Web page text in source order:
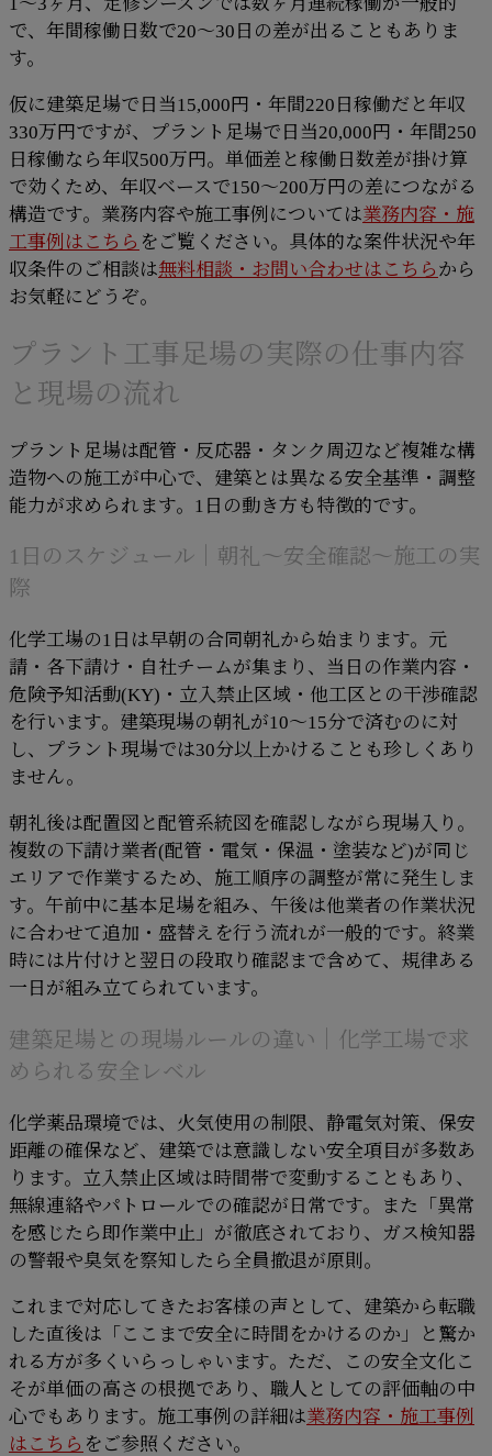
で、年間稼働日数で20〜30日の差が出ることもありま
す。
仮に建築足場で日当15,000円・年間220日稼働だと年収
330万円ですが、プラント足場で日当20,000円・年間250
日稼働なら年収500万円。単価差と稼働日数差が掛け算
で効くため、年収ベースで150〜200万円の差につながる
構造です。業務内容や施工事例については業務内容・施
工事例はこちら をご覧ください。具体的な案件状況や年
収条件のご相談は無料相談・お問い合わせはこちら から
お気軽にどうぞ。
プラント工事足場の実際の仕事内容
と現場の流れ
プラント足場は配管・反応器・タンク周辺など複雑な構
造物への施工が中心で、建築とは異なる安全基準・調整
能力が求められます。1日の動き方も特徴的です。
1日のスケジュール｜朝礼〜安全確認〜施工の実
際
化学工場の1日は早朝の合同朝礼から始まります。元
請・各下請け・自社チームが集まり、当日の作業内容・
危険予知活動(KY)・立入禁止区域・他工区との干渉確認
を行います。建築現場の朝礼が10〜15分で済むのに対
し、プラント現場では30分以上かけることも珍しくあり
ません。
朝礼後は配置図と配管系統図を確認しながら現場入り。
複数の下請け業者(配管・電気・保温・塗装など)が同じ
エリアで作業するため、施工順序の調整が常に発生しま
す。午前中に基本足場を組み、午後は他業者の作業状況
に合わせて追加・盛替えを行う流れが一般的です。終業
時には片付けと翌日の段取り確認まで含めて、規律ある
一日が組み立てられています。
建築足場との現場ルールの違い｜化学工場で求
められる安全レベル
化学薬品環境では、火気使用の制限、静電気対策、保安
距離の確保など、建築では意識しない安全項目が多数あ
ります。立入禁止区域は時間帯で変動することもあり、
無線連絡やパトロールでの確認が日常です。また「異常
を感じたら即作業中止」が徹底されており、ガス検知器
の警報や臭気を察知したら全員撤退が原則。
これまで対応してきたお客様の声として、建築から転職
した直後は「ここまで安全に時間をかけるのか」と驚か
れる方が多くいらっしゃいます。ただ、この安全文化こ
そが単価の高さの根拠であり、職人としての評価軸の中
心でもあります。施工事例の詳細は業務内容・施工事例
はこちら をご参照ください。